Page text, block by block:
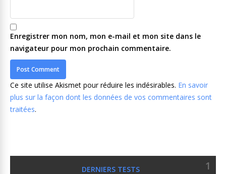
Enregistrer mon nom, mon e-mail et mon site dans le
navigateur pour mon prochain commentaire.
Ce site utilise Akismet pour réduire les indésirables. En savoir
plus sur la façon dont les données de vos commentaires sont
traitées.
DERNIERS TESTS 1